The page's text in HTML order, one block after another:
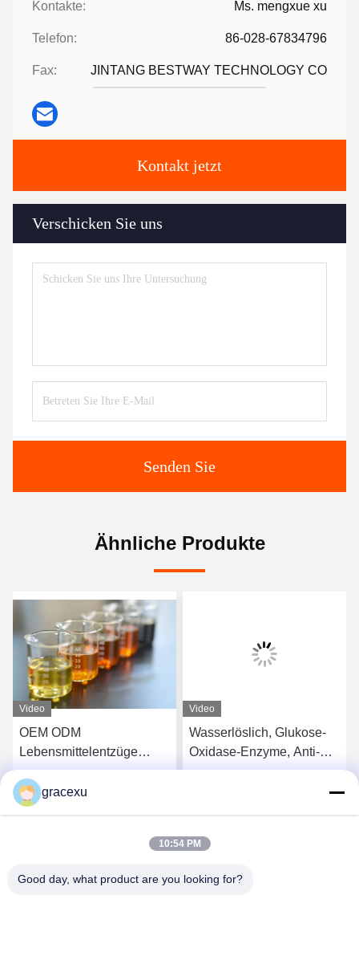
Kontakte: Ms. mengxue xu
Telefon: 86-028-67834796
Fax: JINTANG BESTWAY TECHNOLOGY CO
Kontakt jetzt
Verschicken Sie uns
Senden Sie
Ähnliche Produkte
Video
OEM ODM
Lebensmittelentzüge
Enzyme Katalase Mehl
Improviser
Lockerungsmittel
Video
Wasserlöslich, Glukose-
Oxidase-Enzyme, Anti-
Browning
gracexu
10:54 PM
Good day, what product are you looking for?